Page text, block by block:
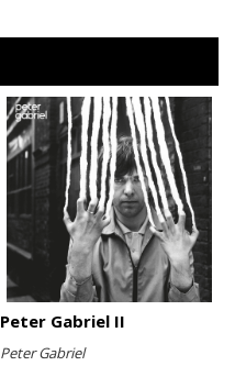
Peter Gabriel II
Peter Gabriel